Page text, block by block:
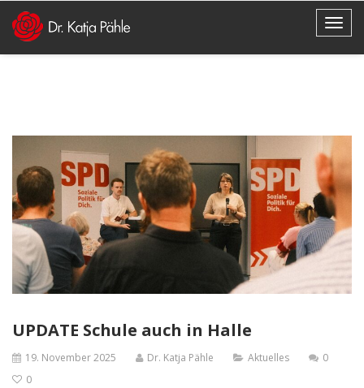
UPDATE Schule auch in Halle
19. November 2025 Dr. Katja Pähle Aktuelles
0
0